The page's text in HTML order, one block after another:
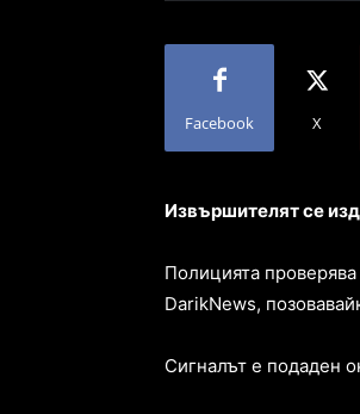
Facebook X
Извършителят се
Полицията проверява
DarikNews,
Сигналът е подаден